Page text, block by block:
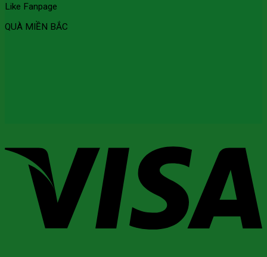
Like Fanpage
QUÀ MIỀN BẮC